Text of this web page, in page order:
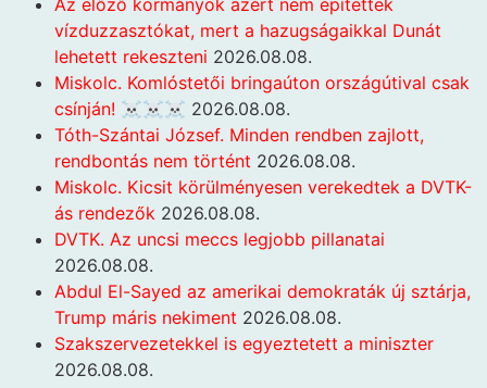
Az előző kormányok azért nem építettek
vízduzzasztókat, mert a hazugságaikkal Dunát
lehetett rekeszteni 2026.08.08.
Miskolc. Komlóstetői bringaúton országútival csak
csínján! ☠️☠️☠️ 2026.08.08.
Tóth-Szántai József. Minden rendben zajlott,
rendbontás nem történt 2026.08.08.
Miskolc. Kicsit körülményesen verekedtek a DVTK-
ás rendezők 2026.08.08.
DVTK. Az uncsi meccs legjobb pillanatai
2026.08.08.
Abdul El-Sayed az amerikai demokraták új sztárja,
Trump máris nekiment 2026.08.08.
Szakszervezetekkel is egyeztetett a miniszter
2026.08.08.